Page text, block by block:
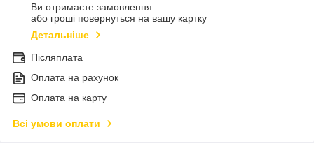
Ви отримаєте замовлення
або гроші повернуться на вашу картку
Детальніше
Післяплата
Оплата на рахунок
Оплата на карту
Всі умови оплати